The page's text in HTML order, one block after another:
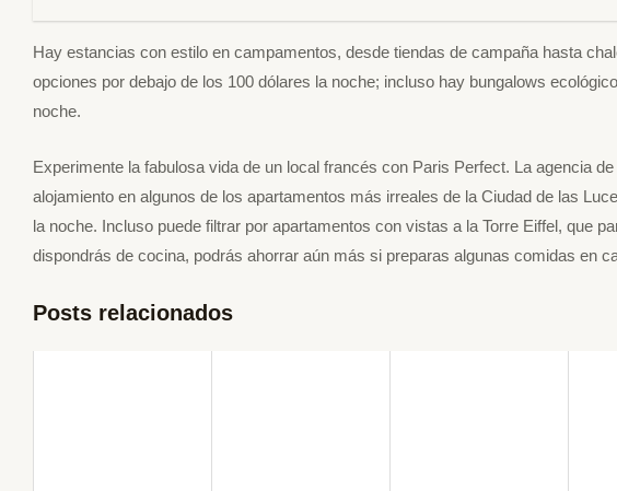
Hay estancias con estilo en campamentos, desde tiendas de campaña hasta
opciones por debajo de los 100 dólares la noche; incluso hay bungalows
noche.
Experimente la fabulosa vida de un local francés con Paris Perfect. La agencia
alojamiento en algunos de los apartamentos más irreales de la Ciudad de las
la noche. Incluso puede filtrar por apartamentos con vistas a la Torre Eiffel, que
dispondrás de cocina, podrás ahorrar aún más si preparas algunas comidas en
Posts relacionados